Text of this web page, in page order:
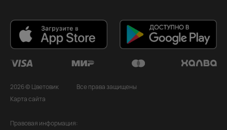
2026 © Цветовик
Все права защищены
Карта сайта
Правовая информация: